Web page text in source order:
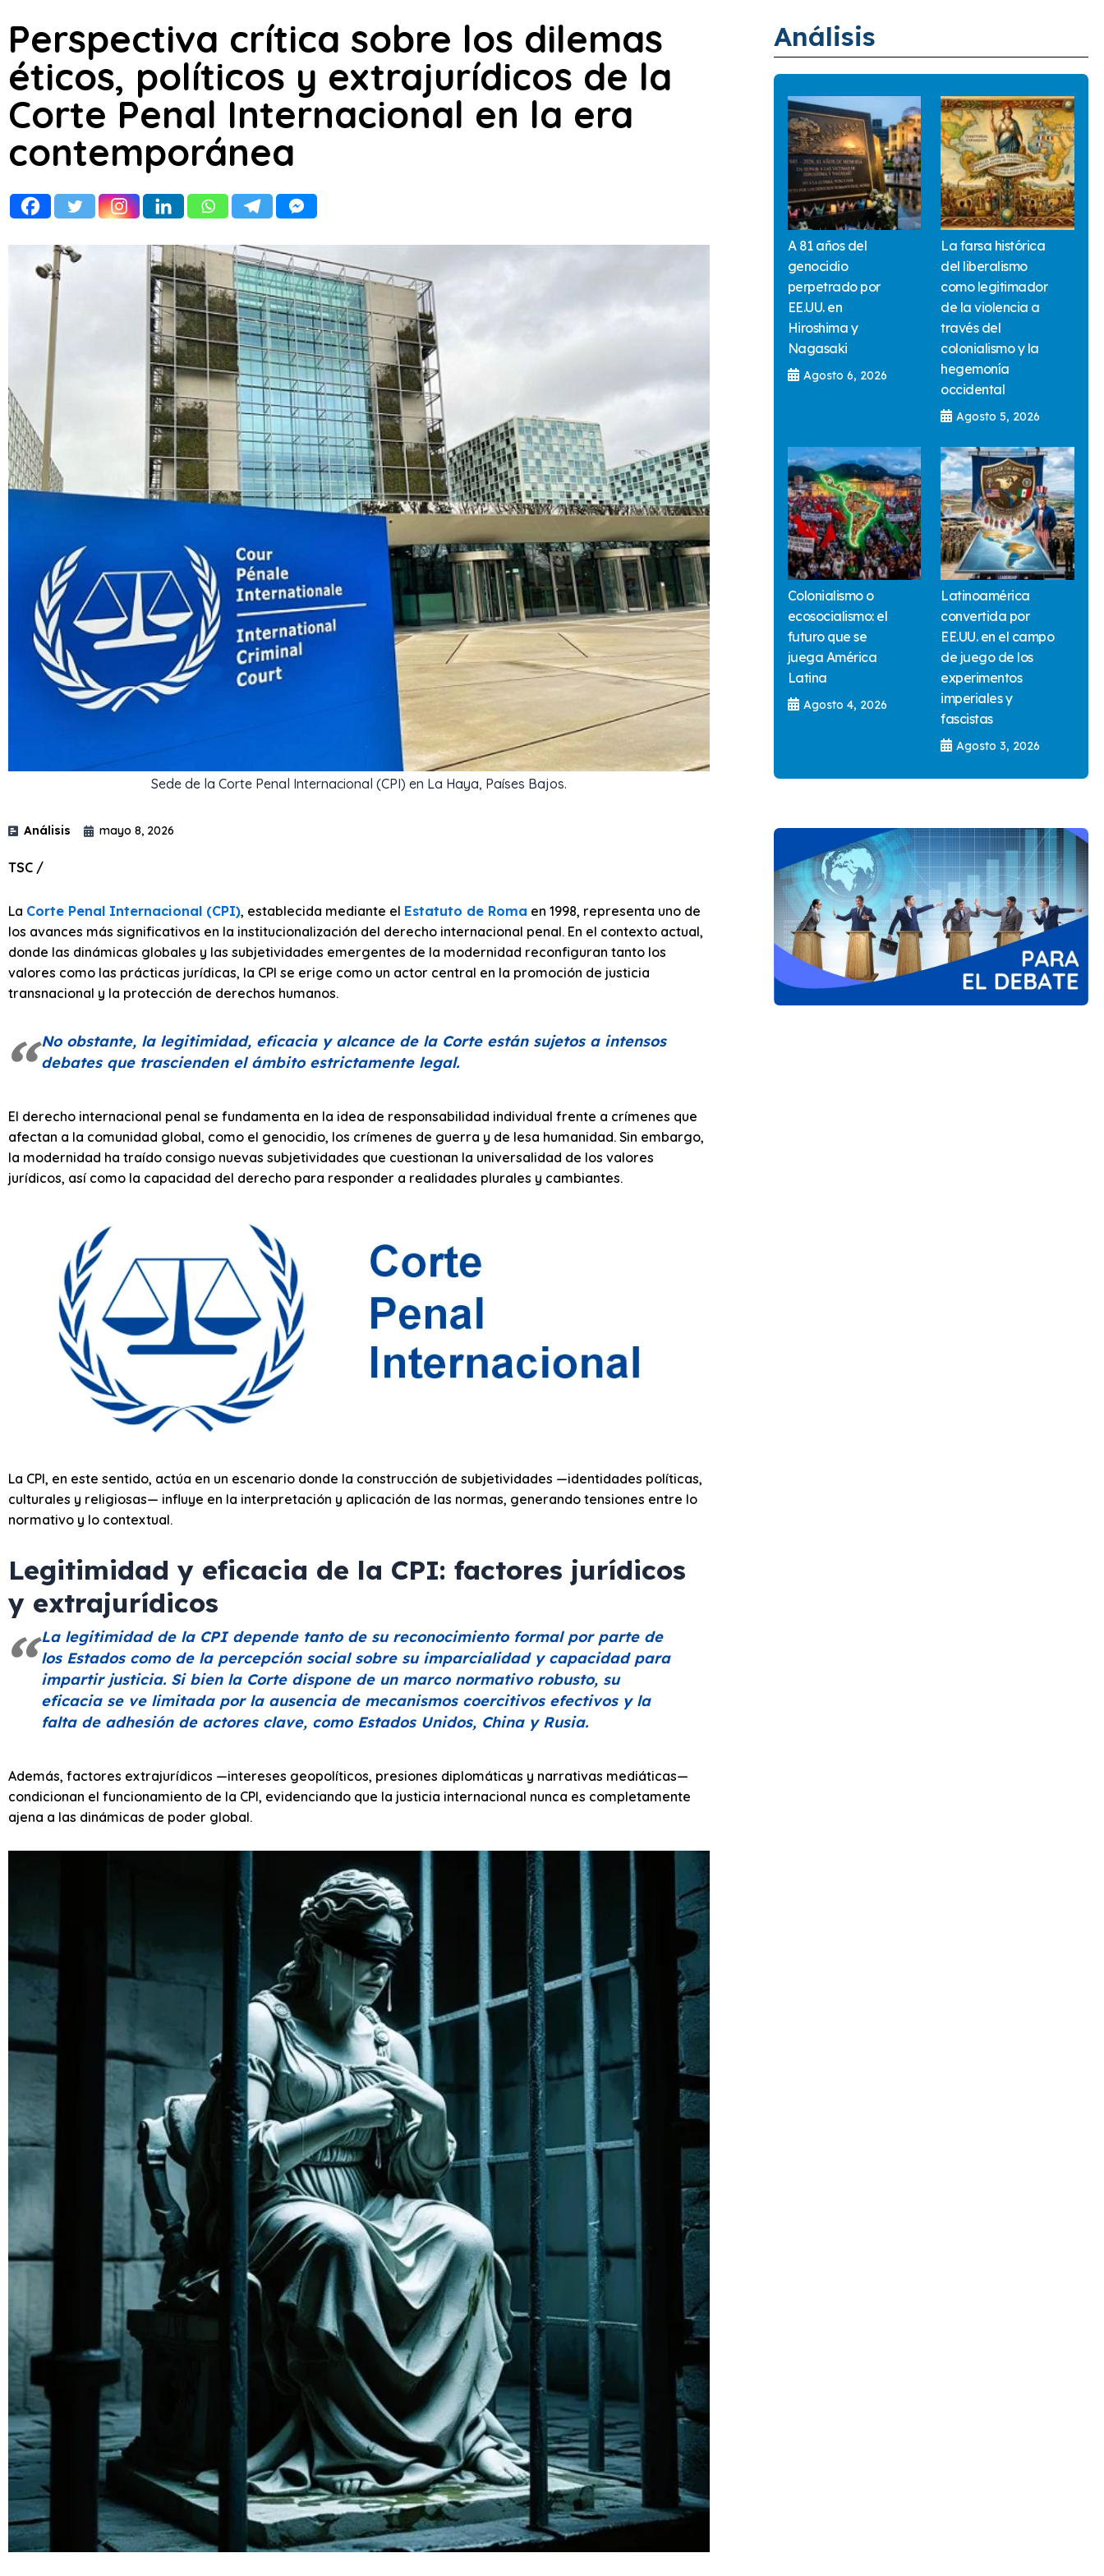
Perspectiva crítica sobre los dilemas
éticos, políticos y extrajurídicos de la
Corte Penal Internacional en la era
contemporánea
Sede de la Corte Penal Internacional (CPI) en La Haya, Países Bajos.
Análisis mayo 8, 2026
TSC /
La Corte Penal Internacional (CPI), establecida mediante el Estatuto de Roma en 1998, representa uno de
los avances más significativos en la institucionalización del derecho internacional penal. En el contexto actual,
donde las dinámicas globales y las subjetividades emergentes de la modernidad reconfiguran tanto los
valores como las prácticas jurídicas, la CPI se erige como un actor central en la promoción de justicia
transnacional y la protección de derechos humanos.
No obstante, la legitimidad, eficacia y alcance de la Corte están sujetos a intensos
debates que trascienden el ámbito estrictamente legal.
El derecho internacional penal se fundamenta en la idea de responsabilidad individual frente a crímenes que
afectan a la comunidad global, como el genocidio, los crímenes de guerra y de lesa humanidad. Sin embargo,
la modernidad ha traído consigo nuevas subjetividades que cuestionan la universalidad de los valores
jurídicos, así como la capacidad del derecho para responder a realidades plurales y cambiantes.
La CPI, en este sentido, actúa en un escenario donde la construcción de subjetividades —identidades políticas,
culturales y religiosas— influye en la interpretación y aplicación de las normas, generando tensiones entre lo
normativo y lo contextual.
Legitimidad y eficacia de la CPI: factores jurídicos
y extrajurídicos
La legitimidad de la CPI depende tanto de su reconocimiento formal por parte de
los Estados como de la percepción social sobre su imparcialidad y capacidad para
impartir justicia. Si bien la Corte dispone de un marco normativo robusto, su
eficacia se ve limitada por la ausencia de mecanismos coercitivos efectivos y la
falta de adhesión de actores clave, como Estados Unidos, China y Rusia.
Además, factores extrajurídicos —intereses geopolíticos, presiones diplomáticas y narrativas mediáticas—
condicionan el funcionamiento de la CPI, evidenciando que la justicia internacional nunca es completamente
ajena a las dinámicas de poder global.
Análisis
A 81 años del
genocidio
perpetrado por
EE.UU. en
Hiroshima y
Nagasaki
Agosto 6, 2026
La farsa histórica
del liberalismo
como legitimador
de la violencia a
través del
colonialismo y la
hegemonía
occidental
Agosto 5, 2026
Colonialismo o
ecosocialismo: el
futuro que se
juega América
Latina
Agosto 4, 2026
Latinoamérica
convertida por
EE.UU. en el campo
de juego de los
experimentos
imperiales y
fascistas
Agosto 3, 2026